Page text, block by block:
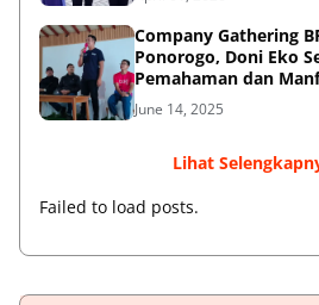
Company Gathering
Ponorogo, Doni Eko
Pemahaman dan
June 14, 2025
Lihat
Failed to load posts.